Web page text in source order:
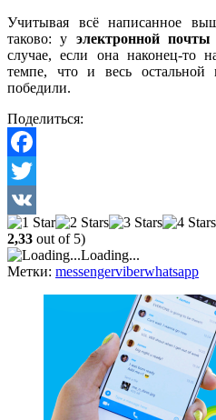
Учитывая всё написанное
таково: у электронной почты
случае, если она наконец-то
темпе, что и весь
победили.
Поделиться:
Facebook
Twitter
VK
2,33 out of 5)
Loading...
Метки: messengerviberwhatsapp